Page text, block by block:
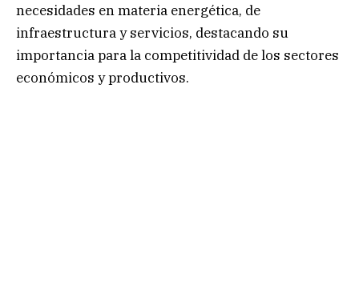
necesidades en materia energética, de
infraestructura y servicios, destacando su
importancia para la competitividad de los sectores
económicos y productivos.